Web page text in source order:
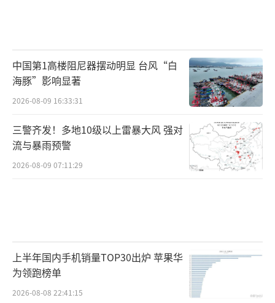
中国第1高楼阻尼器摆动明显 台风“白
海豚”影响显著
2026-08-09 16:33:31
三警齐发！多地10级以上雷暴大风 强对
流与暴雨预警
2026-08-09 07:11:29
上半年国内手机销量TOP30出炉 苹果华
为领跑榜单
2026-08-08 22:41:15